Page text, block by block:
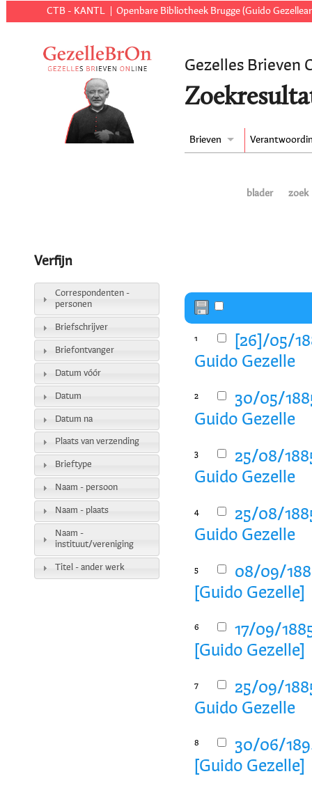
CTB - KANTL Openbare Bibliotheek Brugge (Guido
Gezelles Brieven
Brieven
blader zoek
1
[26]/05/
Guido Gezelle
2
30/05/
Guido Gezelle
3
25/08/
Guido Gezelle
4
25/08/
Guido Gezelle
5
08/09/
[Guido Gezelle]
6
17/09/
[Guido Gezelle]
7
25/09/
Guido Gezelle
8
30/06/
[Guido Gezelle]
Verfijn
Correspondenten -
personen
Briefschrijver
Briefontvanger
Datum vóór
Datum
Datum na
Plaats van verzending
Brieftype
Naam - persoon
Naam - plaats
Naam -
instituut/vereniging
Titel - ander werk